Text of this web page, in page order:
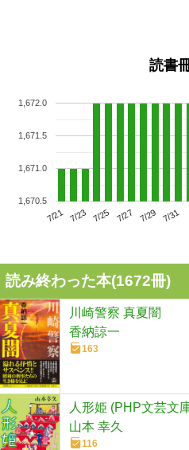
読書
7/21 7/23 7/25 7/27 7/29 7/31
1,670.5
1,671.0
1,671.5
1,672.0
読み終わった本(1672冊)
川崎警察 真夏闇
香納諒一
163
人形姫 (PHP文芸文
山本 幸久
116